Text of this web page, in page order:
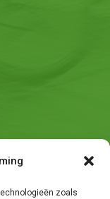
zoals